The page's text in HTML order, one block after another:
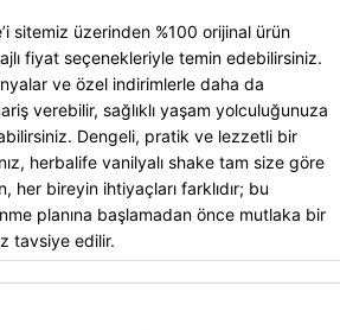
sitemiz üzerinden %100 orijinal ürün
fiyat seçenekleriyle temin edebilirsiniz.
ve özel indirimlerle daha da
verebilir, sağlıklı yaşam yolculuğunuza
Dengeli, pratik ve lezzetli bir
herbalife vanilyalı shake tam size göre
her bireyin ihtiyaçları farklıdır; bu
planına başlamadan önce mutlaka bir
tavsiye edilir.